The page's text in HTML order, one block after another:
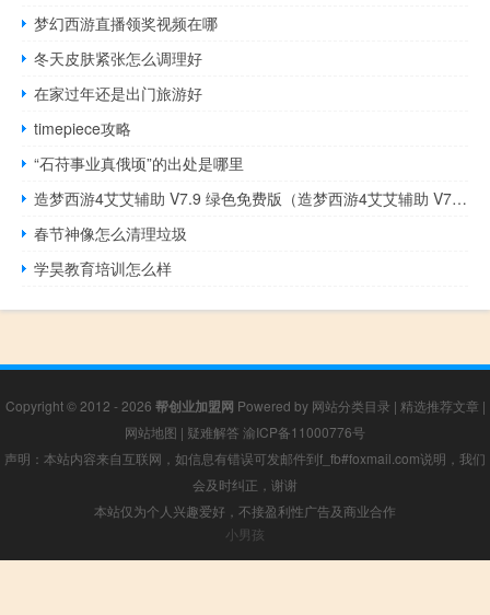
梦幻西游直播领奖视频在哪
冬天皮肤紧张怎么调理好
在家过年还是出门旅游好
timepiece攻略
“石苻事业真俄顷”的出处是哪里
造梦西游4艾艾辅助 V7.9 绿色免费版（造梦西游4艾艾辅助 V7.9 绿色免费版功能简介）
春节神像怎么清理垃圾
学昊教育培训怎么样
Copyright © 2012 - 2026 帮创业加盟网 Powered by 网站分类目录 | 精选推荐文章 |
网站地图 | 疑难解答 渝ICP备11000776号
声明：本站内容来自互联网，如信息有错误可发邮件到f_fb#foxmail.com说明，我们
会及时纠正，谢谢
本站仅为个人兴趣爱好，不接盈利性广告及商业合作
小男孩